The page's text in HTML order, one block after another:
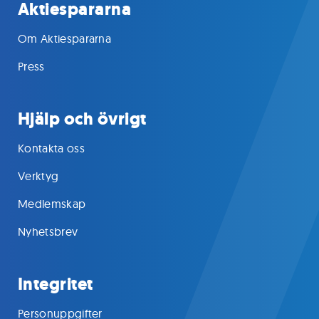
Aktiespararna
Om Aktiespararna
Press
Hjälp och övrigt
Kontakta oss
Verktyg
Medlemskap
Nyhetsbrev
Integritet
Personuppgifter